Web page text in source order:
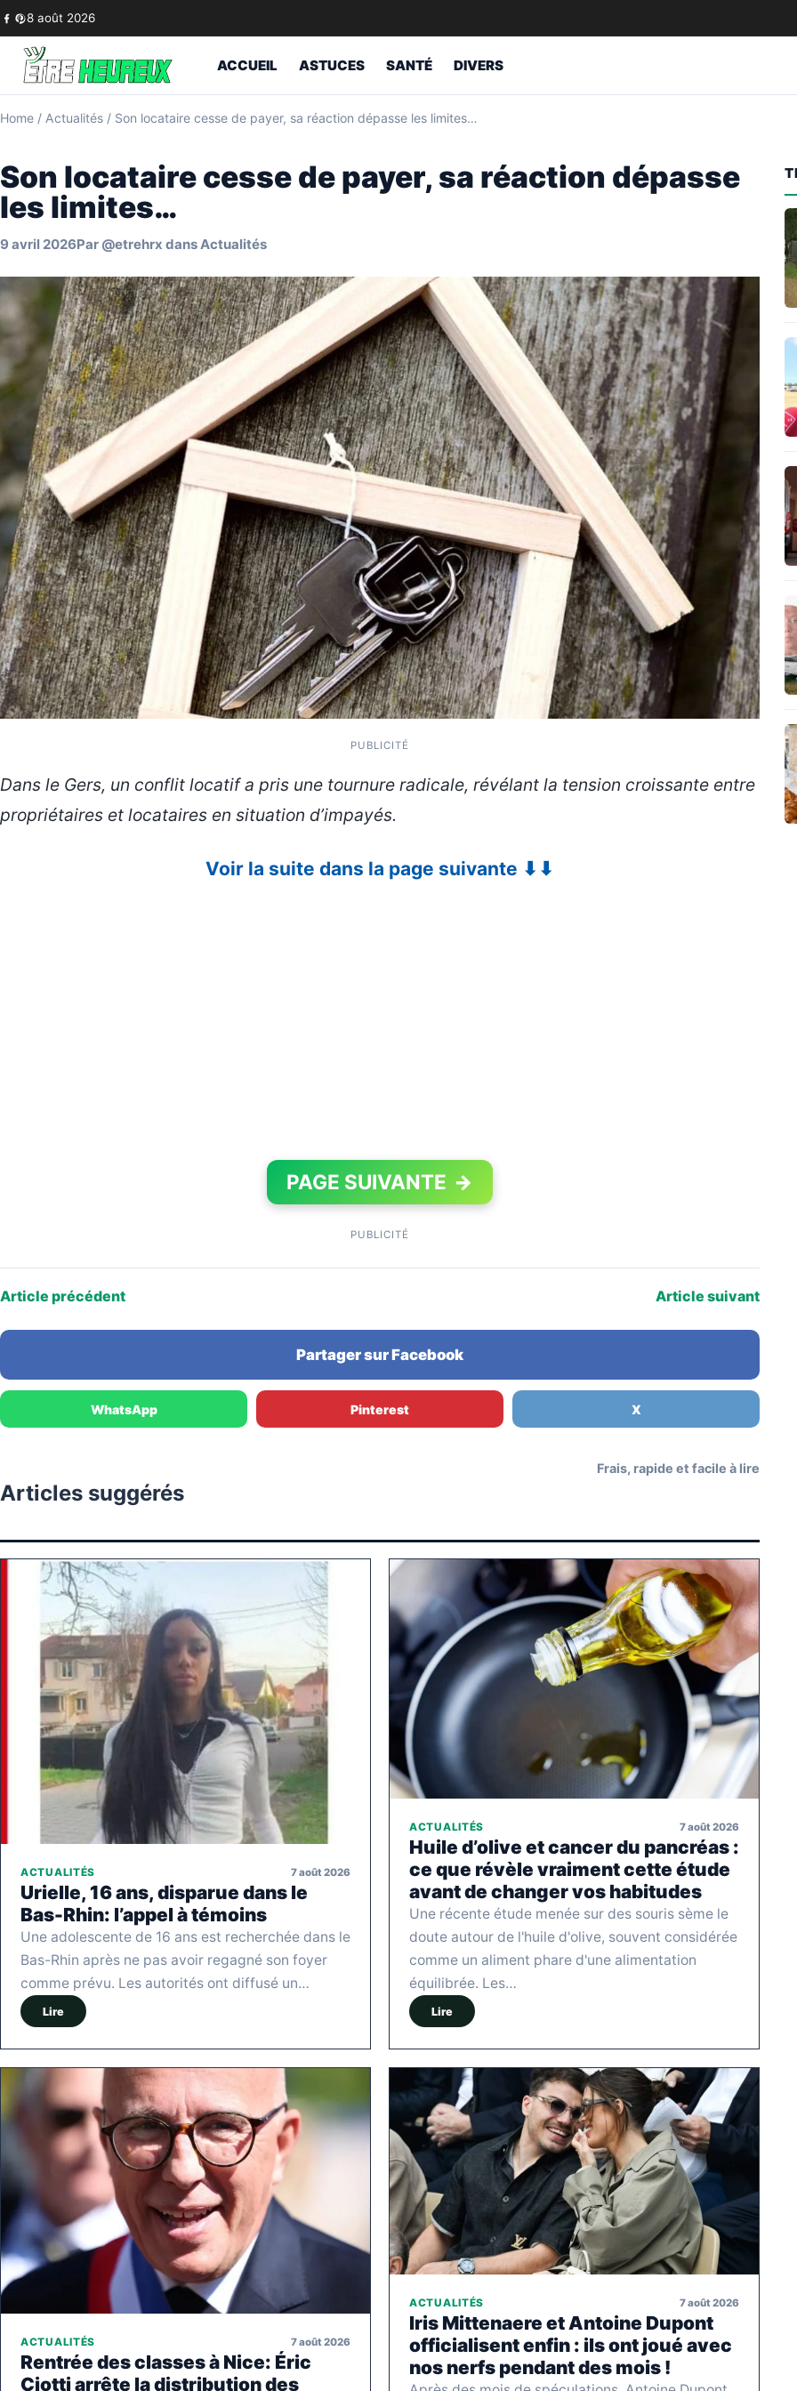
Skip to content
8 août 2026
ACCUEIL ASTUCES SANTÉ DIVERS
Home / Actualités / Son locataire cesse de payer, sa réaction dépasse les limites…
Son locataire cesse de payer, sa réaction dépasse
les limites…
9 avril 2026Par @etrehrx dansActualités
PUBLICITÉ
Dans le Gers, un conflit locatif a pris une tournure radicale, révélant la tension croissante entre
propriétaires et locataires en situation d’impayés.
Voir la suite dans la page suivante ⬇⬇
PAGE SUIVANTE →
PUBLICITÉ
Article précédent Article suivant
Partager sur Facebook
WhatsApp Pinterest X
Articles suggérés
Frais, rapide et facile à lire
ACTUALITÉS 7 août 2026
Urielle, 16 ans, disparue dans le
Bas-Rhin: l’appel à témoins
Une adolescente de 16 ans est recherchée dans le
Bas-Rhin après ne pas avoir regagné son foyer
comme prévu. Les autorités ont diffusé un…
Lire
ACTUALITÉS 7 août 2026
Huile d’olive et cancer du pancréas :
ce que révèle vraiment cette étude
avant de changer vos habitudes
Une récente étude menée sur des souris sème le
doute autour de l'huile d'olive, souvent considérée
comme un aliment phare d'une alimentation
équilibrée. Les…
Lire
ACTUALITÉS 7 août 2026
Rentrée des classes à Nice: Éric
Ciotti arrête la distribution des
ACTUALITÉS 7 août 2026
Iris Mittenaere et Antoine Dupont
officialisent enfin : ils ont joué avec
nos nerfs pendant des mois !